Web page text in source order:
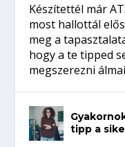
Készítettél már
most hallottál
meg a
hogy a te tipped
megszerezni
tipp a